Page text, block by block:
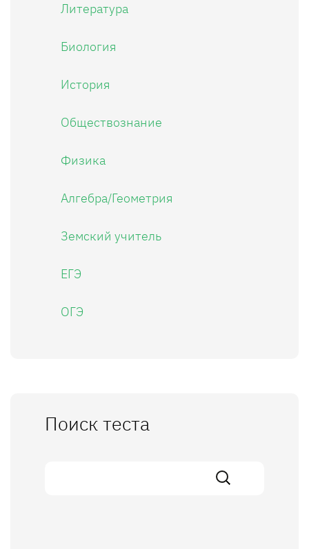
Литература
Биология
История
Обществознание
Физика
Алгебра/Геометрия
Земский учитель
ЕГЭ
ОГЭ
Поиск теста